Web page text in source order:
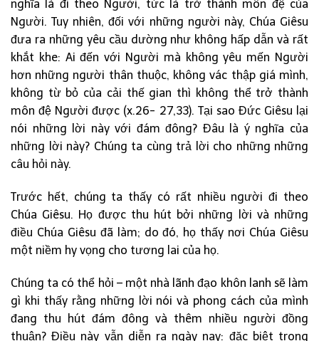
nghĩa là đi theo Người, tức là trở thành môn đệ của
Người. Tuy nhiên, đối với những người này, Chúa Giêsu
đưa ra những yêu cầu dường như không hấp dẫn và rất
khắt khe: Ai đến với Người mà không yêu mến Người
hơn những người thân thuộc, không vác thập giá mình,
không từ bỏ của cải thế gian thì không thể trở thành
môn đệ Người được (x.26- 27,33). Tại sao Đức Giêsu lại
nói những lời này với đám đông? Đâu là ý nghĩa của
những lời này? Chúng ta cùng trả lời cho những những
câu hỏi này.
Trước hết, chúng ta thấy có rất nhiều người đi theo
Chúa Giêsu. Họ được thu hút bởi những lời và những
điều Chúa Giêsu đã làm; do đó, họ thấy nơi Chúa Giêsu
một niềm hy vọng cho tương lai của họ.
Chúng ta có thể hỏi – một nhà lãnh đạo khôn lanh sẽ làm
gì khi thấy rằng những lời nói và phong cách của mình
đang thu hút đám đông và thêm nhiều người đồng
thuận? Điều này vẫn diễn ra ngày nay: đặc biệt trong